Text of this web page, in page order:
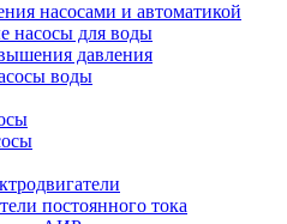
насосами и автоматикой
насосы для воды
давления
воды
постоянного тока